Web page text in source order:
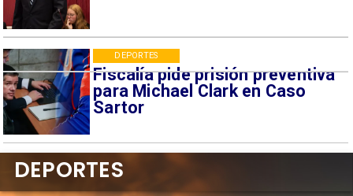
Fiscalía pide prisión preventiva
para Michael Clark en Caso
Sartor
DEPORTES
DEPORTES